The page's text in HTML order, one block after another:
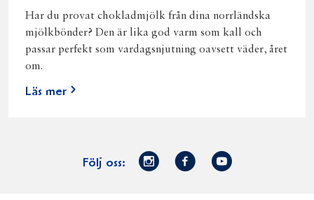
Har du provat chokladmjölk från dina norrländska
mjölkbönder? Den är lika god varm som kall och
passar perfekt som vardagsnjutning oavsett väder, året
om.
Läs mer
Följ oss:
Norrmejerier
Facebook
Youtube